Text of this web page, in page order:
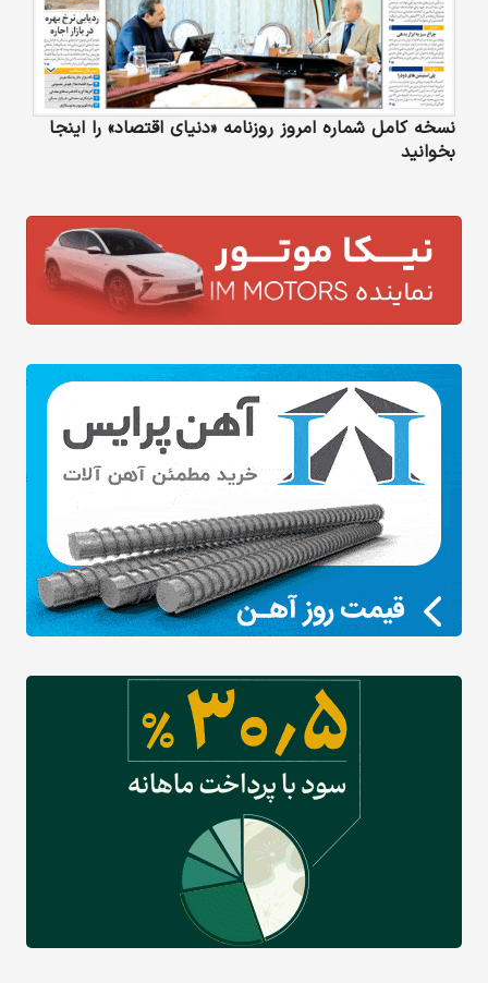
نسخه کامل شماره امروز روزنامه «دنیای‌ اقتصاد» را اینجا
بخوانید